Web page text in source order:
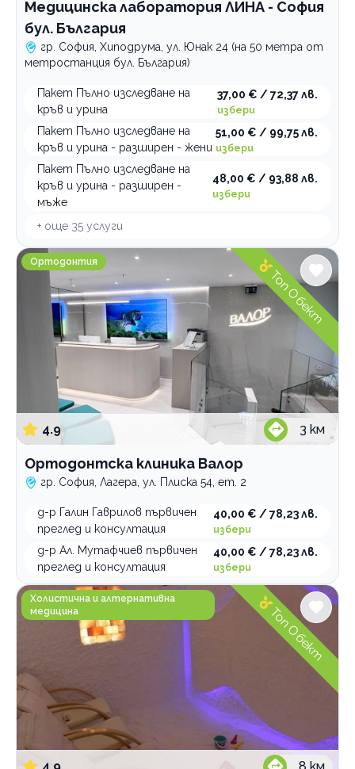
Медицинска лаборатория ЛИНА - София
бул. България
гр. София, Хиподрума, ул. Юнак 24 (на 50 метра от
метростанция бул. България)
Пакет Пълно изследване на
кръв и урина
37,00 € / 72,37 лв.
избери
Пакет Пълно изследване на
кръв и урина - разширен - жени
51,00 € / 99,75 лв.
избери
Пакет Пълно изследване на
кръв и урина - разширен -
мъже
48,00 € / 93,88 лв.
избери
+ още 35 услуги
Ортодонтска клиника Валор
Ортодонтия
4.9 3 км
Ортодонтска клиника Валор
гр. София, Лагера, ул. Плиска 54, ет. 2
д-р Галин Гаврилов първичен
преглед и консултация
40,00 € / 78,23 лв.
избери
д-р Ал. Мутафчиев първичен
преглед и консултация
40,00 € / 78,23 лв.
избери
Топ Обект
Salt World Солна стая Младост
Холистична и алтернативна
медицина
4.9 8 км
Топ Обект